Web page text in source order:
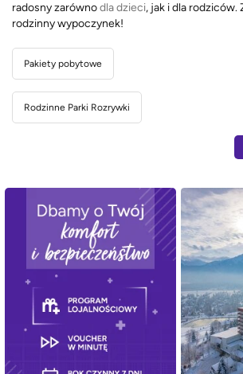
radosny zarównodla dzieci, jak i dla
rodzinny wypoczynek!
Pakiety pobytowe
Rodzinne Parki Rozrywki